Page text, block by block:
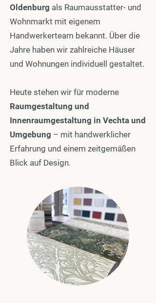
Oldenburg als Raumausstatter- und
Wohnmarkt mit eigenem
Handwerkerteam bekannt. Über die
Jahre haben wir zahlreiche Häuser
und Wohnungen individuell gestaltet.
Heute stehen wir für moderne
Raumgestaltung und
Innenraumgestaltung in Vechta und
Umgebung – mit handwerklicher
Erfahrung und einem zeitgemäßen
Blick auf Design.